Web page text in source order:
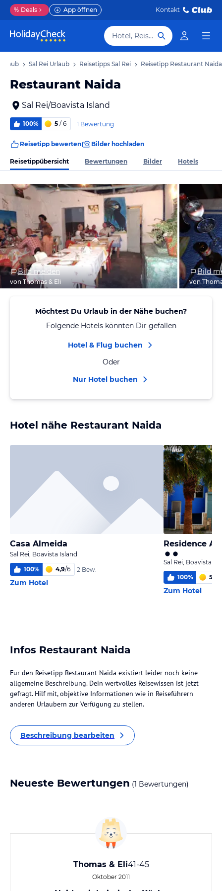
% Deals App öffnen Kontakt
Hotel, Reiseziel
Sal Rei Urlaub Reisetipps Sal Rei Reisetipp Restaurant Naida
Restaurant Naida
Sal Rei/Boavista Island
100% 5 / 6 1 Bewertung
Reisetipp bewerten Bilder hochladen
Reisetippübersicht Bewertungen Bilder Hotels
Bild melden
von Thomas & Eli
Bild
von
Möchtest Du Urlaub in der Nähe buchen?
Folgende Hotels könnten Dir gefallen
Hotel & Flug buchen
Oder
Nur Hotel buchen
Hotel nähe Restaurant Naida
Casa Almeida
Sal Rei, Boavista Island
100% 4,9/6 2 Bew.
Zum Hotel
Residence A
Sal Rei, Boavista
100% 5,7
Zum Hotel
Infos Restaurant Naida
Für den Reisetipp Restaurant Naida existiert leider noch keine
allgemeine Beschreibung. Dein wertvolles Reisewissen ist jetzt
gefragt. Hilf mit, objektive Informationen wie in Reiseführern
anderen Urlaubern zur Verfügung zu stellen.
Beschreibung bearbeiten
Neueste Bewertungen (1 Bewertungen)
Thomas & Eli41-45
Oktober 2011